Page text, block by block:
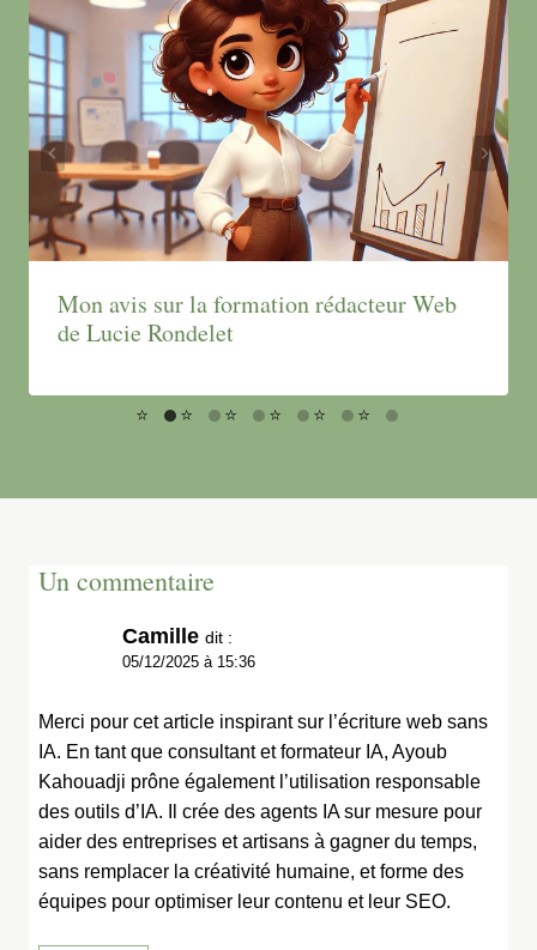
Mon avis sur la formation rédacteur Web
de Lucie Rondelet
Un commentaire
Camille dit :
05/12/2025 à 15:36
Merci pour cet article inspirant sur l’écriture web sans
IA. En tant que consultant et formateur IA, Ayoub
Kahouadji prône également l’utilisation responsable
des outils d’IA. Il crée des agents IA sur mesure pour
aider des entreprises et artisans à gagner du temps,
sans remplacer la créativité humaine, et forme des
équipes pour optimiser leur contenu et leur SEO.